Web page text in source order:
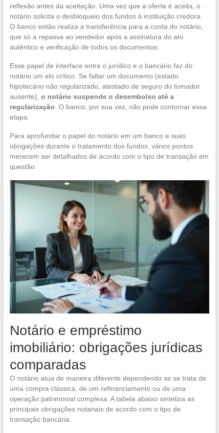
reflexão antes da aceitação. Uma vez que a oferta é aceita, o
notário solicita o desbloqueio dos fundos à instituição credora.
O banco então realiza a transferência para a conta do notário,
que só a repassa ao vendedor após a assinatura do ato
autêntico e verificação de todos os documentos.
Esse papel de interface entre o jurídico e o bancário faz do
notário um elo crítico. Se faltar um documento (estado
hipotecário não regularizado, atestado de seguro do tomador
ausente), o notário suspende o desembolso até a
regularização . O banco, por sua vez, não pode contornar essa
etapa.
Para aprofundar o papel do notário em um banco e suas
obrigações durante o tratamento dos fundos, vários pontos
merecem ser detalhados de acordo com o tipo de transação em
questão.
Notário e empréstimo
imobiliário: obrigações jurídicas
comparadas
O notário atua de maneira diferente dependendo se se trata de
uma compra clássica, de um refinanciamento ou de uma
operação patrimonial complexa. A tabela abaixo sintetiza as
principais obrigações notariais de acordo com o tipo de
transação bancária.